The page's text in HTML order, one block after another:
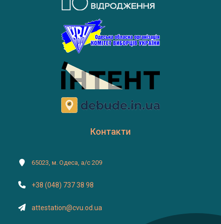
Контакти
65023, м. Одеса, а/с 209
+38 (048) 737 38 98
attestation@cvu.od.ua